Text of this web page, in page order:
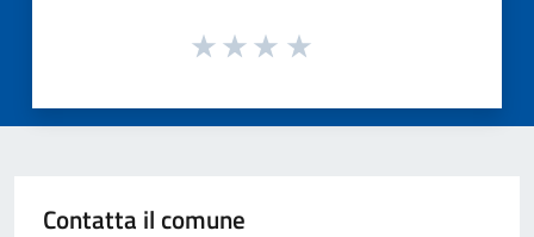
Contatta il comune